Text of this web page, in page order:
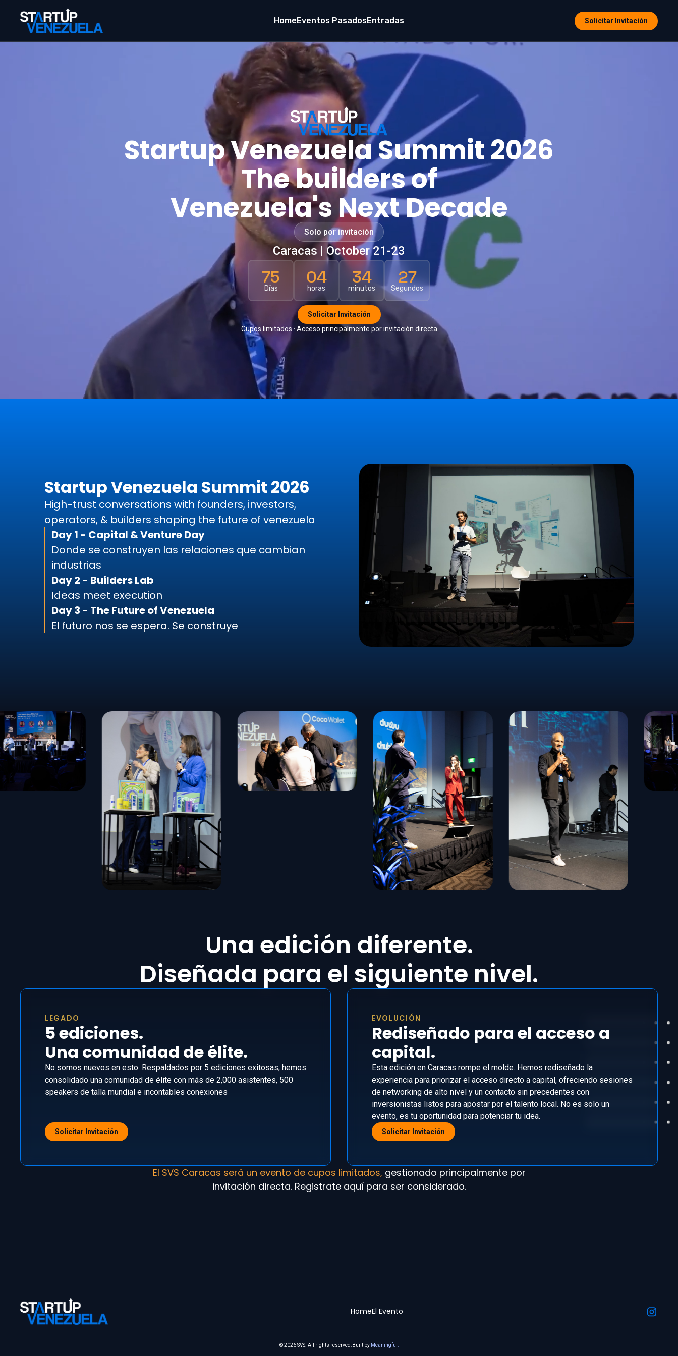
HomeEventos PasadosEntradas Solicitar Invitación
Startup Venezuela Summit 2026
The builders of
Venezuela's Next Decade
Solo por invitación
Caracas | October 21-23
75
Días
04
horas
34
minutos
26
Segundos
Solicitar Invitación
Cupos limitados · Acceso principalmente por invitación directa
Startup Venezuela Summit 2026
High-trust conversations with founders, investors,
operators, & builders shaping the future of venezuela
Day 1 - Capital & Venture Day
Donde se construyen las relaciones que cambian
industrias
Day 2 - Builders Lab
Ideas meet execution
Day 3 - The Future of Venezuela
El futuro nos se espera. Se construye
Una edición diferente.
Diseñada para el siguiente nivel.
LEGADO
5 ediciones.
Una comunidad de élite.
No somos nuevos en esto. Respaldados por 5 ediciones exitosas, hemos
consolidado una comunidad de élite con más de 2,000 asistentes, 500
speakers de talla mundial e incontables conexiones
Solicitar Invitación
EVOLUCIÓN
Rediseñado para el acceso a
capital.
Esta edición en Caracas rompe el molde. Hemos rediseñado la
experiencia para priorizar el acceso directo a capital, ofreciendo sesiones
de networking de alto nivel y un contacto sin precedentes con
inversionistas listos para apostar por el talento local. No es solo un
evento, es tu oportunidad para potenciar tu idea.
Solicitar Invitación
El SVS Caracas será un evento de cupos limitados, gestionado principalmente por
invitación directa. Registrate aquí para ser considerado.
HomeEl Evento
© 2026 SVS. All rights reserved. Built by Meaningful.